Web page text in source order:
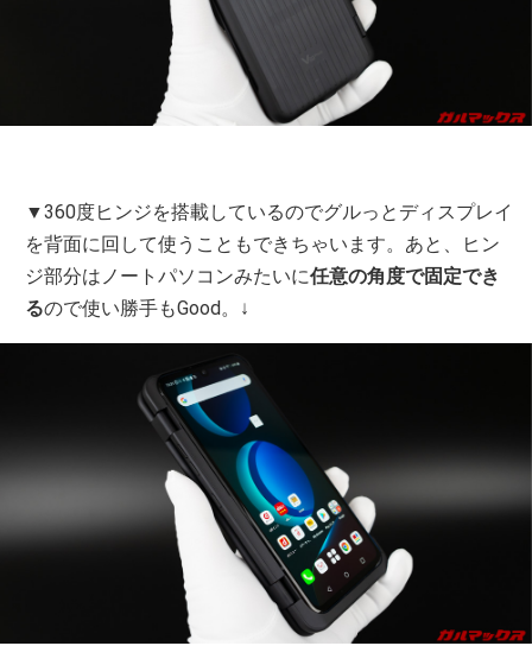
▼360度ヒンジを搭載しているのでグルっとディスプレイ
を背面に回して使うこともできちゃいます。あと、ヒン
ジ部分はノートパソコンみたいに任意の角度で固定でき
るので使い勝手もGood。↓